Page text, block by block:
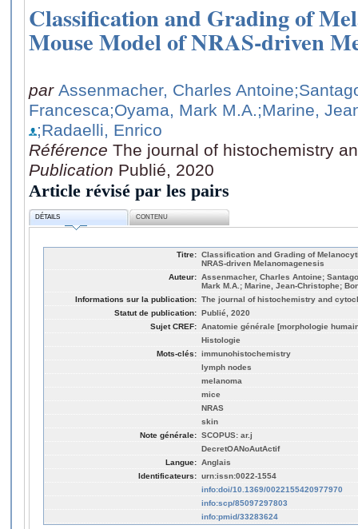
Classification and Grading of
Mouse Model of NRAS-driven
par Assenmacher, Charles Antoine
Francesca;Oyama, Mark M.A.;Marine,
;Radaelli, Enrico
Référence The journal of histochemistry
Publication Publié, 2020
Article révisé par les pairs
DÉTAILS CONTENU
Titre: Classification and Grading of
NRAS-driven Melanomagenesis
Auteur: Assenmacher, Charles Antoine;
Mark M.A.; Marine, Jean-Christophe;
Informations sur la publication: The journal of histochemistry and
Statut de publication: Publié, 2020
Sujet CREF: Anatomie générale [morphologie
Histologie
Mots-clés: immunohistochemistry
lymph nodes
melanoma
mice
NRAS
skin
Note générale: SCOPUS: ar.j
DecretOANoAutActif
Langue: Anglais
Identificateurs: urn:issn:0022-1554
info:doi/10.1369/0022155420977970
info:scp/85097297803
info:pmid/33283624